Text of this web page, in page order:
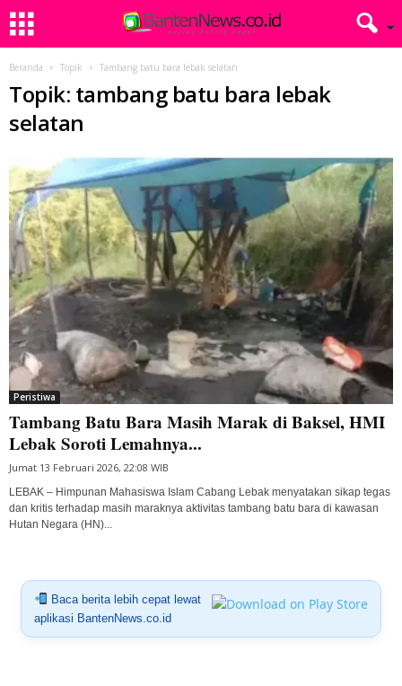
Beranda Topik Tambang batu bara lebak selatan
Topik: tambang batu bara lebak
selatan
Peristiwa
Tambang Batu Bara Masih Marak di Baksel, HMI
Lebak Soroti Lemahnya...
Jumat 13 Februari 2026, 22:08 WIB
LEBAK – Himpunan Mahasiswa Islam Cabang Lebak menyatakan sikap tegas
dan kritis terhadap masih maraknya aktivitas tambang batu bara di kawasan
Hutan Negara (HN)...
Baca berita lebih cepat lewat
aplikasi BantenNews.co.id